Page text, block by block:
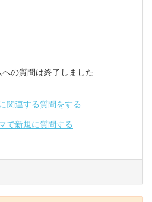
の質問は終了しました
関連する質問をする
で新規に質問する